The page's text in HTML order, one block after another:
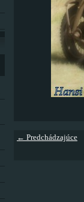
← Predchádzajúce